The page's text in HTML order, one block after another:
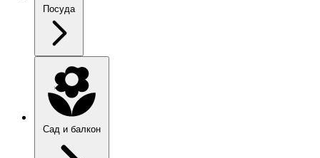
Посуда
Сад и балкон